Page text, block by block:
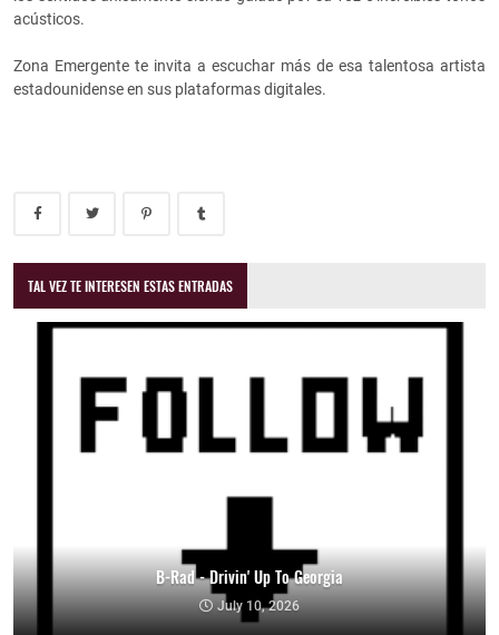
acústicos.
Zona Emergente te invita a escuchar más de esa talentosa artista
estadounidense en sus plataformas digitales.
TAL VEZ TE INTERESEN ESTAS ENTRADAS
B-Rad - Drivin' Up To Georgia
July 10, 2026